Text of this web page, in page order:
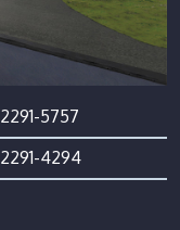
2291-5757
2291-4294